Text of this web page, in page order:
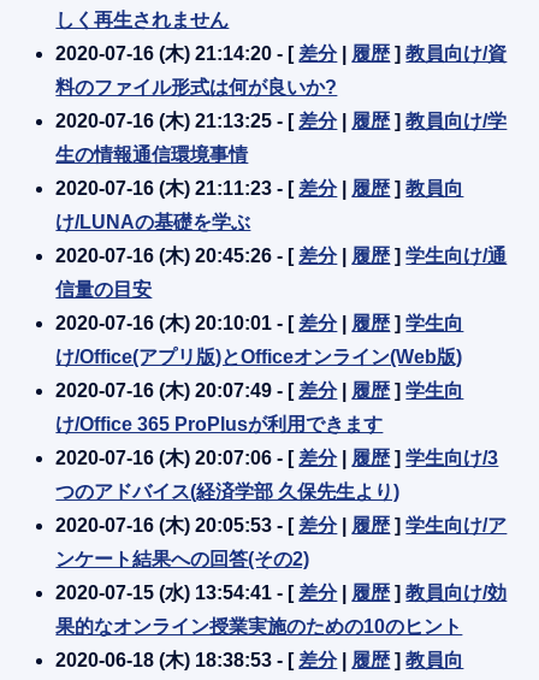
しく再生されません
2020-07-16 (木) 21:14:20 - [ 差分| 履歴]教員向け/資
料のファイル形式は何が良いか?
2020-07-16 (木) 21:13:25 - [ 差分| 履歴]教員向け/学
生の情報通信環境事情
2020-07-16 (木) 21:11:23 - [ 差分| 履歴]教員向
け/LUNAの基礎を学ぶ
2020-07-16 (木) 20:45:26 - [ 差分| 履歴]学生向け/通
信量の目安
2020-07-16 (木) 20:10:01 - [ 差分| 履歴]学生向
け/Office(アプリ版)とOfficeオンライン(Web版)
2020-07-16 (木) 20:07:49 - [ 差分| 履歴]学生向
け/Office 365 ProPlusが利用できます
2020-07-16 (木) 20:07:06 - [ 差分| 履歴]学生向け/3
つのアドバイス(経済学部 久保先生より)
2020-07-16 (木) 20:05:53 - [ 差分| 履歴]学生向け/ア
ンケート結果への回答(その2)
2020-07-15 (水) 13:54:41 - [ 差分| 履歴]教員向け/効
果的なオンライン授業実施のための10のヒント
2020-06-18 (木) 18:38:53 - [ 差分| 履歴]教員向